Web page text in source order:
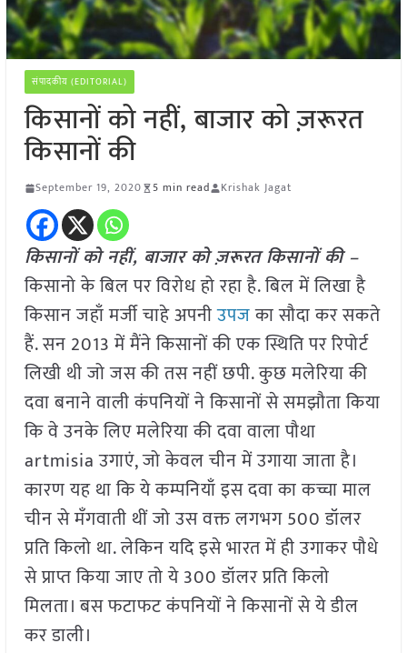
संपादकीय (EDITORIAL)
किसानों को नहीं, बाजार को ज़रूरत
किसानों की
September 19, 2020 5 min read Krishak Jagat
किसानों को नहीं, बाजार को ज़रूरत किसानों की –
किसानो के बिल पर विरोध हो रहा है. बिल में लिखा है
किसान जहाँ मर्जी चाहे अपनीउपजका सौदा कर सकते
हैं. सन 2013 में मैंने किसानों की एक स्थिति पर रिपोर्ट
लिखी थी जो जस की तस नहीं छपी. कुछ मलेरिया की
दवा बनाने वाली कंपनियों ने किसानों से समझौता किया
कि वे उनके लिए मलेरिया की दवा वाला पौथा
artmisia उगाएं, जो केवल चीन में उगाया जाता है।
कारण यह था कि ये कम्पनियाँ इस दवा का कच्चा माल
चीन से मँगवाती थीं जो उस वक्त लगभग 500 डॉलर
प्रति किलो था. लेकिन यदि इसे भारत में ही उगाकर पौधे
से प्राप्त किया जाए तो ये 300 डॉलर प्रति किलो
मिलता। बस फटाफट कंपनियों ने किसानों से ये डील
कर डाली।